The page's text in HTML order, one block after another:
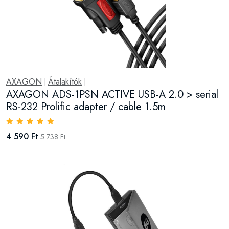
AXAGON Átalakítók
AXAGON ADS-1PSN ACTIVE USB-A 2.0 > serial
RS-232 Prolific adapter / cable 1.5m
4 590 Ft 5 738 Ft